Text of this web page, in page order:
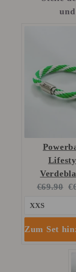
Original
€69.90
Zum Set